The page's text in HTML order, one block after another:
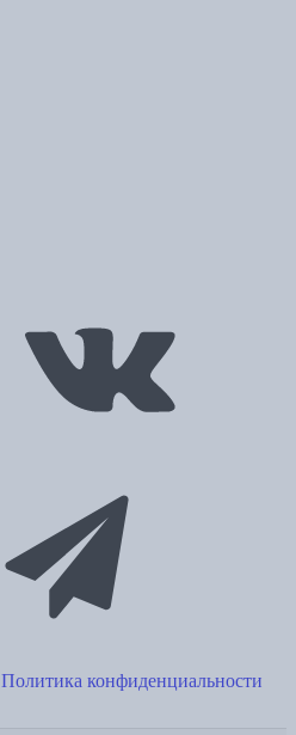
Политика конфиденциальности